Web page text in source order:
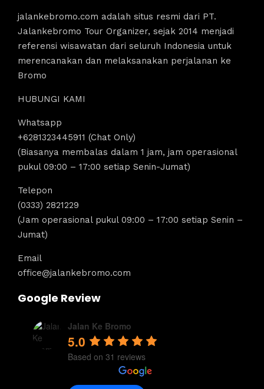
jalankebromo.com adalah situs resmi dari PT.
Jalankebromo Tour Organizer, sejak 2014 menjadi
referensi wisawatan dari seluruh Indonesia untuk
merencanakan dan melaksanakan perjalanan ke
Bromo
HUBUNGI KAMI
Whatsapp
+6281323445911 (Chat Only)
(Biasanya membalas dalam 1 jam, jam operasional
pukul 09:00 – 17:00 setiap Senin-Jumat)
Telepon
(0333) 2821229
(Jam operasional pukul 09:00 – 17:00 setiap Senin –
Jumat)
Email
office@jalankebromo.com
Google Review
Jalan Ke Bromo
5.0
Based on 31 reviews